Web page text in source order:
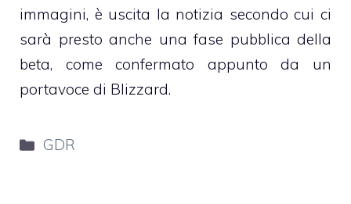
immagini, è uscita la notizia secondo cui ci
sarà presto anche una fase pubblica della
beta, come confermato appunto da un
portavoce di Blizzard.
Categorie
GDR